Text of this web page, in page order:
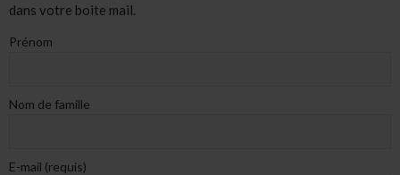
dans votre boite mail.
Prénom
Nom de famille
E-mail (requis)